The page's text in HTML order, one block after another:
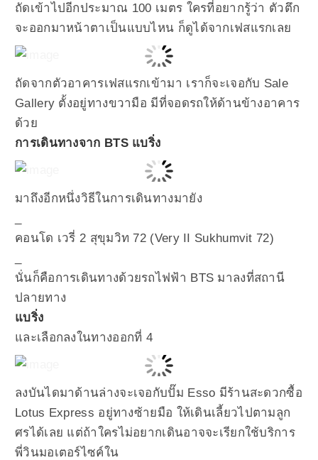
ถัดเข้าไปอีกประมาณ 100 เมตร ใครที่อยากรู้ว่า ตัวตึก
จะออกมาหน้าตาเป็นแบบไหน ก็ดูได้จากเฟสแรกเลย
ถัดจากตัวอาคารเฟสแรกเข้ามา เราก็จะเจอกับ Sale
Gallery ตั้งอยู่ทางขวามือ มีที่จอดรถให้ด้านข้างอาคาร
ด้วย
การเดินทางจาก BTS แบริ่ง
มาถึงอีกหนึ่งวิธีในการเดินทางมายัง
คอนโด เวรี่ 2 สุขุมวิท 72 (Very II Sukhumvit 72)
นั่นก็คือการเดินทางด้วยรถไฟฟ้า BTS มาลงที่สถานี
ปลายทาง
แบริ่ง
และเลือกลงในทางออกที่ 4
ลงบันไดมาด้านล่างจะเจอกับปั๊ม Esso มีร้านสะดวกซื้อ
Lotus Express อยู่ทางซ้ายมือ ให้เดินเลี้ยวไปตามลูก
ศรได้เลย แต่ถ้าใครไม่อยากเดินอาจจะเรียกใช้บริการ
พี่วินมอเตอร์ไซค์ใน